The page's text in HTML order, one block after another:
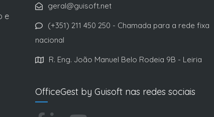
e
geral@guisoft.net
(+351) 211 450 250 - Chamada para a rede fixa
nacional
R. Eng. João Manuel Belo Rodeia 9B - Leiria
OfficeGest by Guisoft nas redes sociais